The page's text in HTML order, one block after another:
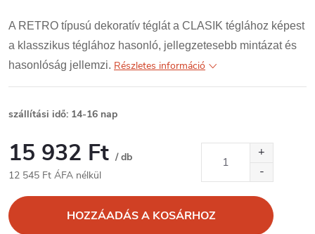
A RETRO típusú dekoratív téglát a CLASIK téglához képest
a klasszikus téglához hasonló, jellegzetesebb mintázat és
hasonlóság jellemzi. Részletes információ
szállítási idő: 14-16 nap
15 932 Ft / db
12 545 Ft ÁFA nélkül
HOZZÁADÁS A KOSÁRHOZ